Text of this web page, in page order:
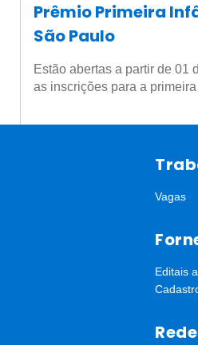
Prêmio Primeira
São Paulo
Estão abertas a partir de 01
as inscrições para a
Vagas
Editais